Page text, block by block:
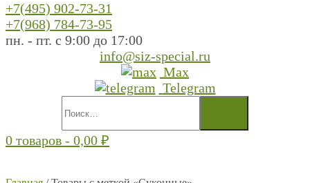
+7(495) 902-73-31
+7(968) 784-73-95
пн. - пт. с 9:00 до 17:00
info@siz-special.ru
Max
Telegram
0 товаров - 0,00 ₽